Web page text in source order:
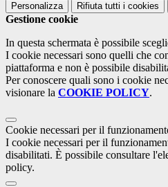
Personalizza Rifiuta tutti i cookies
Gestione cookie
In questa schermata è possibile
I cookie necessari sono quelli che
piattaforma e non è possibile
Per conoscere quali sono i cookie
visionare la COOKIE POLICY.
Cookie necessari per il
I cookie necessari per il
disabilitati. È possibile consultare
policy.